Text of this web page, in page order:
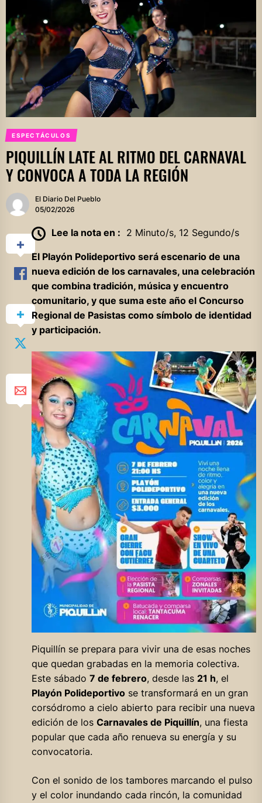
ESPECTÁCULOS
PIQUILLÍN LATE AL RITMO DEL CARNAVAL
Y CONVOCA A TODA LA REGIÓN
El Diario Del Pueblo
05/02/2026
Lee la nota en : 2 Minuto/s, 12 Segundo/s
El Playón Polideportivo será escenario de una
nueva edición de los carnavales, una celebración
que combina tradición, música y encuentro
comunitario, y que suma este año el Concurso
Regional de Pasistas como símbolo de identidad
y participación.
Piquillín se prepara para vivir una de esas noches
que quedan grabadas en la memoria colectiva.
Este sábado 7 de febrero, desde las 21 h, el
Playón Polideportivose transformará en un gran
corsódromo a cielo abierto para recibir una nueva
edición de los Carnavales de Piquillín, una fiesta
popular que cada año renueva su energía y su
convocatoria.
Con el sonido de los tambores marcando el pulso
y el color inundando cada rincón, la comunidad